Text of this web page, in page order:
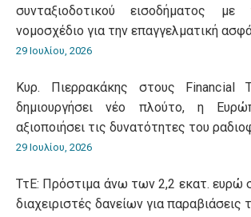
συνταξιοδοτικού εισοδήματος
νομοσχέδιο για την επαγγελματική
29 Ιουλίου, 2026
Κυρ. Πιερρακάκης στους Financial
δημιουργήσει νέο πλούτο, η
αξιοποιήσει τις δυνατότητες του
29 Ιουλίου, 2026
ΤτΕ: Πρόστιμα άνω των 2,2 εκατ. ευρώ
διαχειριστές δανείων για παραβιάσεις